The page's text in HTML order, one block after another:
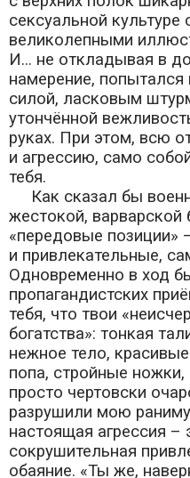
сексуальной культуре
великолепными
И... не откладывая в
намерение, попытался
силой, ласковым
утончённой
руках. При этом, всю
и агрессию, само
тебя.
Как сказал бы
жестокой, варварской
«передовые позиции»
и привлекательные,
Одновременно в ход
пропагандистских
тебя, что твои
богатства»: тонкая
нежное тело,
попа, стройные
просто чертовски
разрушили мою
настоящая агрессия –
сокрушительная
обаяние. «Ты же,